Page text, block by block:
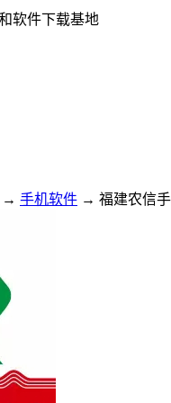
软件下载基地
→ 手机软件 → 福建农信